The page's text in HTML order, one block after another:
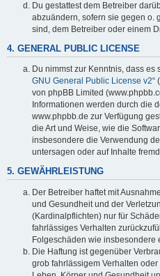
Du gestattest dem Betreiber
abzuändern, sofern sie gegen o.
sind, dem Betreiber oder einem
4. GENERAL PUBLIC LICENSE
Du nimmst zur Kenntnis, dass es
GNU General Public License v2“
von phpBB Limited
Informationen werden durch die
www.phpbb.de zur Verfügung
die Art und Weise, wie die
insbesondere die Verwendung
untersagen oder auf Inhalte
5. GEWÄHRLEISTUNG
Der Betreiber haftet mit
und Gesundheit und der
(Kardinalpflichten) nur für
fahrlässiges Verhalten
Folgeschäden wie insbesondere
Die Haftung ist gegenüber
grob fahrlässigem Verhalten